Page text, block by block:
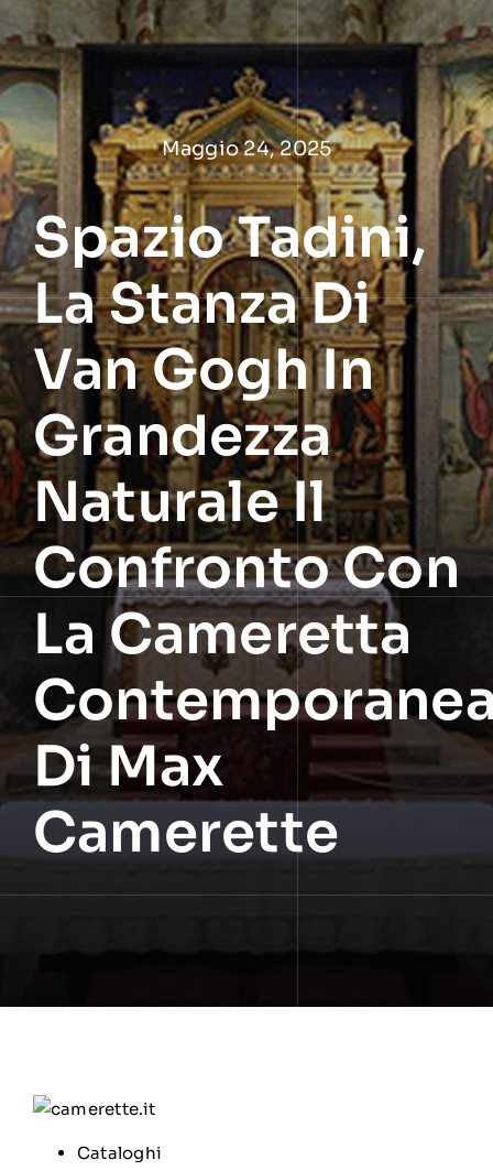
al
contenuto
Maggio 24, 2025
Spazio Tadini,
La Stanza Di
Van Gogh In
Grandezza
Naturale Il
Confronto Con
La Cameretta
Di Max
Camerette
Cataloghi